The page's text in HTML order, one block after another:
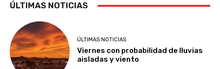
ÚLTIMAS NOTICIAS
ÚLTIMAS NOTICIAS
Viernes con probabilidad de lluvias
aisladas y viento